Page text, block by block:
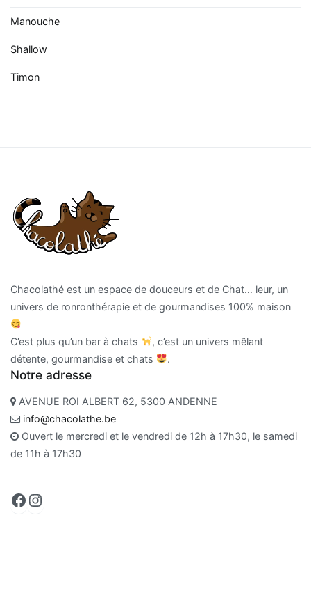
Manouche
Shallow
Timon
Chacolathé est un espace de douceurs et de Chat… leur, un
univers de ronronthérapie et de gourmandises 100% maison
C’est plus qu’un bar à chats
, c’est un univers mêlant
détente, gourmandise et chats
.
Notre adresse
AVENUE ROI ALBERT 62, 5300 ANDENNE
info@chacolathe.be
Ouvert le mercredi et le vendredi de 12h à 17h30, le samedi
de 11h à 17h30
Facebook